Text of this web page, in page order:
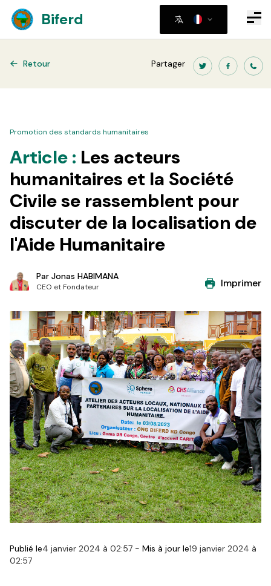
Biferd
Retour Partager
Promotion des standards humanitaires
Article : Les acteurs
humanitaires et la Société
Civile se rassemblent pour
discuter de la localisation de
l'Aide Humanitaire
Par Jonas HABIMANA
CEO et Fondateur Imprimer
Publié le4 janvier 2024 à 02:57 - Mis à jour le19 janvier 2024 à
02:57